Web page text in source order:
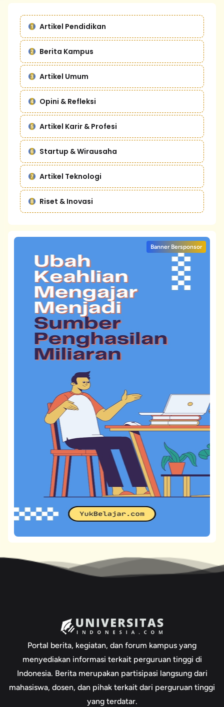
Artikel Pendidikan
Berita Kampus
Artikel Umum
Opini & Refleksi
Artikel Karir & Profesi
Startup & Wirausaha
Artikel Teknologi
Riset & Inovasi
Banner Bersponsor
Portal berita, kegiatan, dan forum kampus yang
menyediakan informasi terkait perguruan tinggi di
Indonesia. Berita merupakan partisipasi langsung dari
mahasiswa, dosen, dan pihak terkait dari perguruan tinggi
yang terdatar.